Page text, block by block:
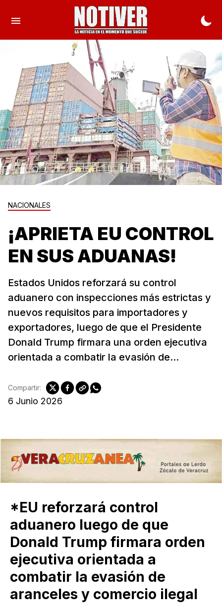
NACIONALES
¡APRIETA EU CONTROL
EN SUS ADUANAS!
Estados Unidos reforzará su control
aduanero con inspecciones más estrictas y
nuevos requisitos para importadores y
exportadores, luego de que el Presidente
Donald Trump firmara una orden ejecutiva
orientada a combatir la evasión de...
6 Junio 2026
Compartir:
*EU reforzará control
aduanero luego de que
Donald Trump firmara orden
ejecutiva orientada a
combatir la evasión de
aranceles y comercio ilegal